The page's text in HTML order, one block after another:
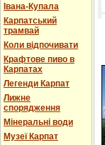
Івана-Купала
Карпатський
трамвай
Коли відпочивати
Крафтове пиво в
Карпатах
Легенди Карпат
Лижне
спорядження
Мінеральні води
Музеї Карпат